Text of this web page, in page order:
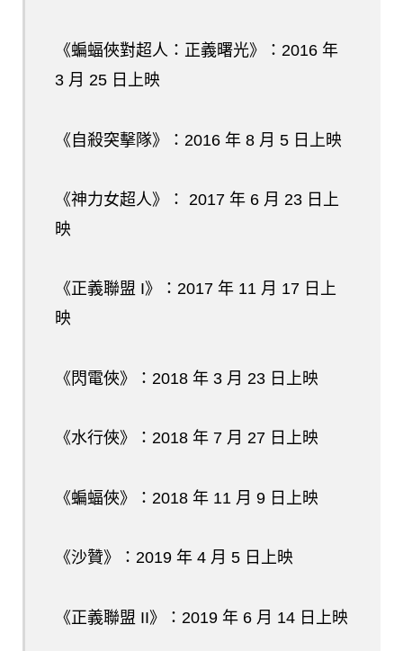
《蝙蝠俠對超人：正義曙光》：2016 年
3 月 25 日上映
《自殺突擊隊》：2016 年 8 月 5 日上映
《神力女超人》： 2017 年 6 月 23 日上
映
《正義聯盟 I》：2017 年 11 月 17 日上
映
《閃電俠》：2018 年 3 月 23 日上映
《水行俠》：2018 年 7 月 27 日上映
《蝙蝠俠》：2018 年 11 月 9 日上映
《沙贊》：2019 年 4 月 5 日上映
《正義聯盟 II》：2019 年 6 月 14 日上映